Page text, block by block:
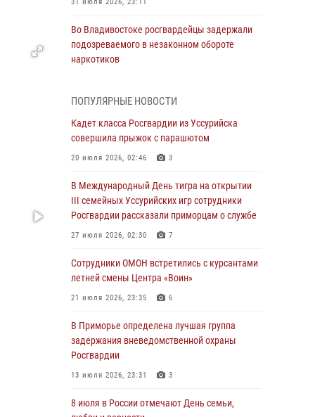
Во Владивостоке росгвардейцы задержали
подозреваемого в незаконном обороте
наркотиков
Вопрос противодействия незаконному
обороту оружия рассмотрели на заседании
антитеррористической комиссии
Во Владивостоке во дворе жилого дома
сотрудники вневедомственной охраны
обнаружили запрещенные растения
В День Крещения Руси в Князь-
Владимирском храме – Главном храме
с крестным ходом
28 июля 2026, 10:29 3
Росгвардейцы в Приморье приняли участие в
28 июля 2026, 05:39 3
ПОПУЛЯРНЫЕ НОВОСТИ
Кадет класса Росгвардии из Уссурийска
совершила прыжок с парашютом
20 июля 2026, 02:46 3
В Международный День тигра на открытии
III семейных Уссурийских игр сотрудники
Росгвардии рассказали приморцам о службе
27 июля 2026, 02:30 7
Сотрудники ОМОН встретились с курсантами
летней смены Центра «Воин»
21 июля 2026, 23:35 6
В Приморье определена лучшая группа
задержания вневедомственной охраны
Росгвардии
13 июля 2026, 23:31 3
8 июля в России отмечают День семьи,